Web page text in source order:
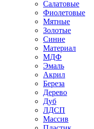
Салатовые
Фиолетовые
Мятные
Золотые
Синие
Материал
МДФ
Эмаль
Акрил
Береза
Дерево
Дуб
ЛДСП
Массив